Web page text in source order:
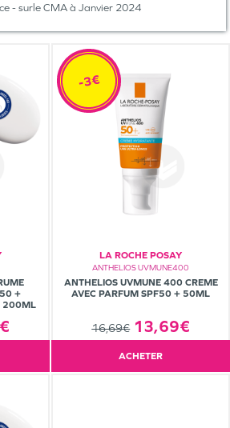
- surle CMA à Janvier 2024
+
200ML
LA ROCHE POSAY
ANTHELIOS UVMUNE400
ANTHELIOS UVMUNE 400 CREME
AVEC PARFUM SPF50 + 50ML
16,69€ 13,69€
-3€
ACHETER